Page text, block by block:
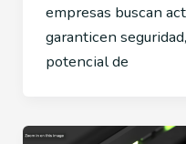
empresas buscan
garanticen
potencial de